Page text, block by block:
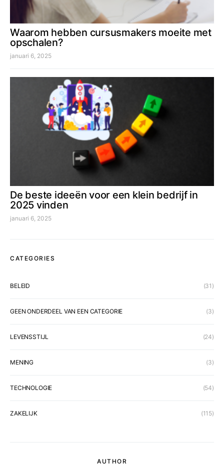
Waarom hebben cursusmakers moeite met
opschalen?
januari 6, 2025
De beste ideeën voor een klein bedrijf in
2025 vinden
januari 6, 2025
CATEGORIES
BELEID (31)
GEEN ONDERDEEL VAN EEN CATEGORIE (3)
LEVENSSTIJL (24)
MENING (3)
TECHNOLOGIE (54)
ZAKELIJK (115)
AUTHOR